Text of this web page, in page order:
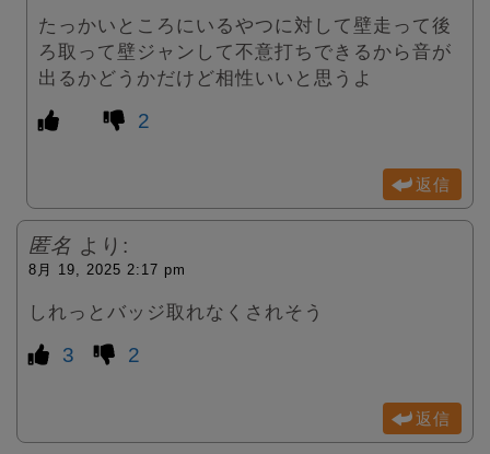
たっかいところにいるやつに対して壁走って後
ろ取って壁ジャンして不意打ちできるから音が
出るかどうかだけど相性いいと思うよ
2
返信
匿名 より:
8月 19, 2025 2:17 pm
しれっとバッジ取れなくされそう
3 2
返信